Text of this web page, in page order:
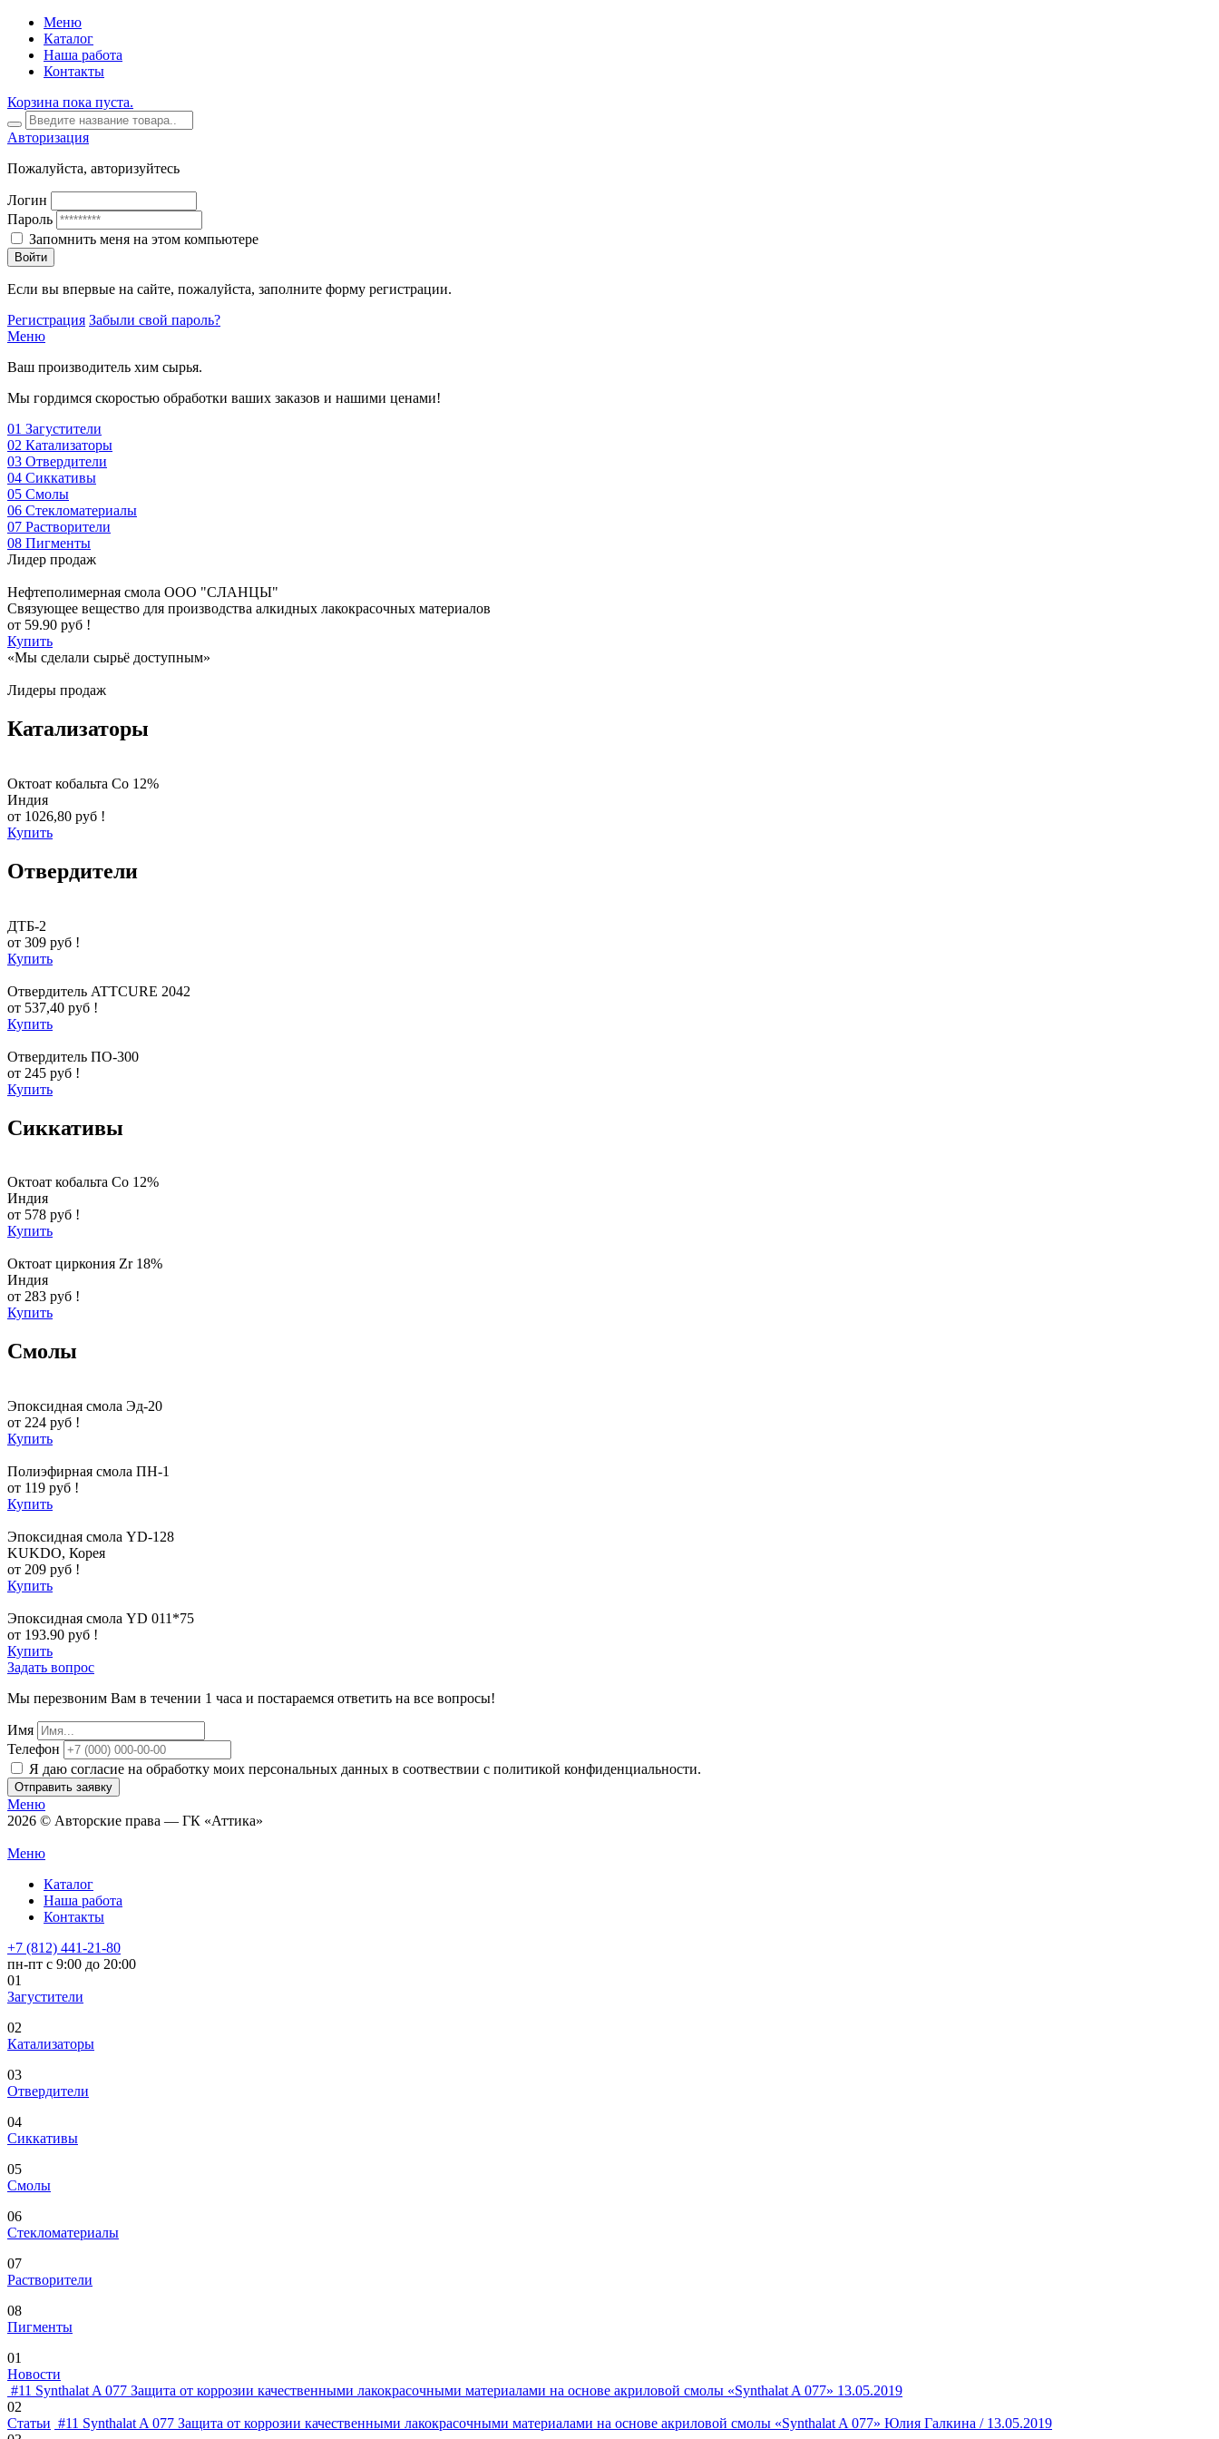
Меню
Каталог
Наша работа
Контакты
Корзина пока пуста.
Авторизация
Пожалуйста, авторизуйтесь
Логин
Пароль
Запомнить меня на этом компьютере
Войти
Если вы впервые на сайте, пожалуйста, заполните форму регистрации.
Регистрация Забыли свой пароль?
Меню
Ваш производитель хим сырья.
Мы гордимся скоростью обработки ваших заказов и нашими ценами!
01 Загустители
02 Катализаторы
03 Отвердители
04 Сиккативы
05 Смолы
06 Стекломатериалы
07 Растворители
08 Пигменты
Лидер продаж
Нефтеполимерная смола ООО "СЛАНЦЫ"
Cвязующее вещество для производства алкидных лакокрасочных материалов
от 59.90 руб !
Купить
«Мы сделали сырьё доступным»
Лидеры продаж
Катализаторы
Октоат кобальта Co 12%
Индия
от 1026,80 руб !
Купить
Отвердители
ДТБ-2
от 309 руб !
Купить
Отвердитель ATTCURE 2042
от 537,40 руб !
Купить
Отвердитель ПО-300
от 245 руб !
Купить
Сиккативы
Октоат кобальта Co 12%
Индия
от 578 руб !
Купить
Октоат циркония Zr 18%
Индия
от 283 руб !
Купить
Смолы
Эпоксидная смола Эд-20
от 224 руб !
Купить
Полиэфирная смола ПН-1
от 119 руб !
Купить
Эпоксидная смола YD-128
KUKDO, Корея
от 209 руб !
Купить
Эпоксидная смола YD 011*75
от 193.90 руб !
Купить
Задать вопрос
Мы перезвоним Вам в течении 1 часа и постараемся ответить на все вопросы!
Имя
Телефон
Я даю согласие на обработку моих персональных данных в соотвествии с политикой конфиденциальности.
Отправить заявку
Меню
2026 © Авторские права — ГК «Аттика»
Меню
Каталог
Наша работа
Контакты
+7 (812) 441-21-80
пн-пт с 9:00 до 20:00
01
Загустители
02
Катализаторы
03
Отвердители
04
Сиккативы
05
Смолы
06
Стекломатериалы
07
Растворители
08
Пигменты
01
Новости
#11 Synthalat A 077 Защита от коррозии качественными лакокрасочными материалами на основе акриловой смолы «Synthalat A 077» 13.05.2019
02
Статьи #11 Synthalat A 077 Защита от коррозии качественными лакокрасочными материалами на основе акриловой смолы «Synthalat A 077» Юлия Галкина / 13.05.2019